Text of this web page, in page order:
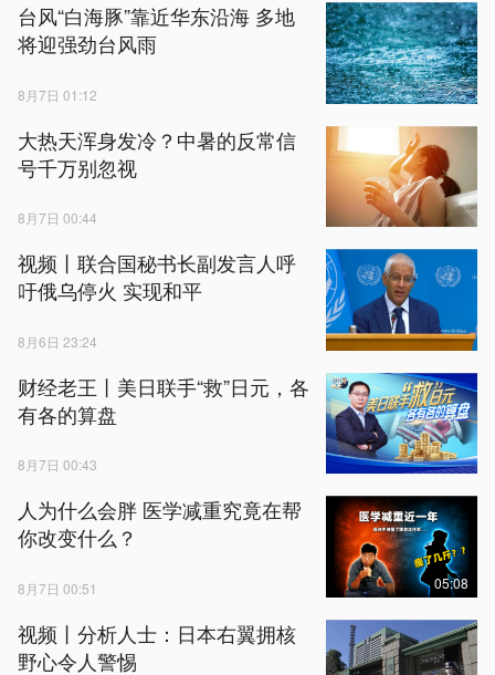
台风“白海豚”靠近华东沿海 多地
将迎强劲台风雨
8月7日 01:12
大热天浑身发冷？中暑的反常信
号千万别忽视
8月7日 00:44
视频丨联合国秘书长副发言人呼
吁俄乌停火 实现和平
8月6日 23:24
财经老王丨美日联手“救”日元，各
有各的算盘
8月7日 00:43
人为什么会胖 医学减重究竟在帮
你改变什么？
8月7日 00:51 05:08
视频丨分析人士：日本右翼拥核
野心令人警惕